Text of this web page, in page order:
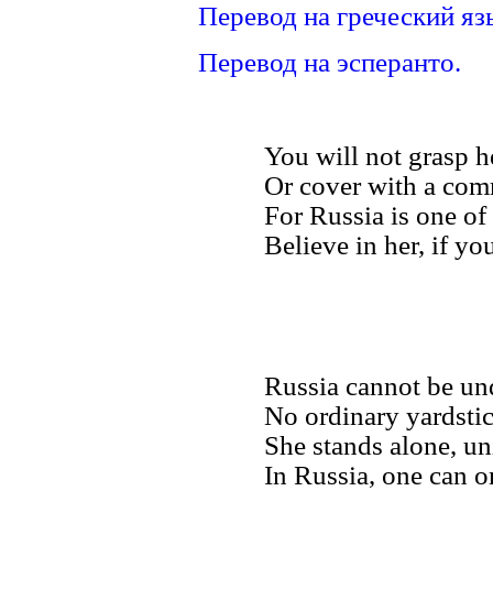
Перевод на греческий
Перевод на эсперанто.
You will not grasp
Or cover with a
For Russia is one
Believe in her, if
Russia cannot be
No ordinary
She stands alone,
In Russia, one can